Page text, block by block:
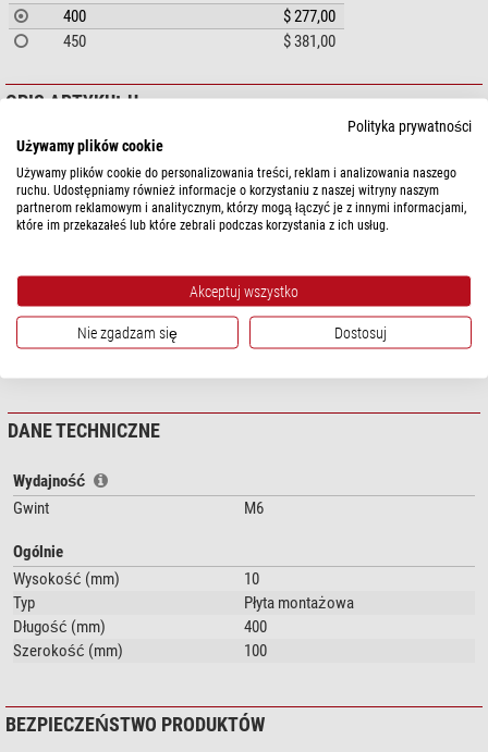
400
$ 277,00
450
$ 381,00
OPIS ARTYKUŁU
Płyta bazowa do mocowania dodatkowych akcesoriów, takich jak obejmy
dovetail, mocowania kamer itp.
Nadaje się do montaży na wszystkich standardowych szynach dovetail,
obejmy tubusu i teleskopy Orion UK serii CT, AG i ODK.
DANE TECHNICZNE
Wydajność
Gwint
M6
Ogólnie
Wysokość (mm)
10
Typ
Płyta montażowa
Długość (mm)
400
Szerokość (mm)
100
BEZPIECZEŃSTWO PRODUKTÓW
Polityka prywatności
Używamy plików cookie
Używamy plików cookie do personalizowania treści, reklam i analizowania naszego
ruchu. Udostępniamy również informacje o korzystaniu z naszej witryny naszym
partnerom reklamowym i analitycznym, którzy mogą łączyć je z innymi informacjami,
które im przekazałeś lub które zebrali podczas korzystania z ich usług.
Akceptuj wszystko
Nie zgadzam się Dostosuj